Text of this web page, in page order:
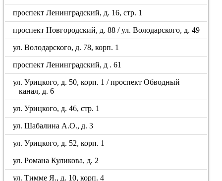
проспект Ленинградский, д. 16, стр. 1
проспект Новгородский, д. 88 / ул. Володарского, д. 49
ул. Володарского, д. 78, корп. 1
проспект Ленинградский, д . 61
ул. Урицкого, д. 50, корп. 1 / проспект Обводный
канал, д. 6
ул. Урицкого, д. 46, стр. 1
ул. Шабалина А.О., д. 3
ул. Урицкого, д. 52, корп. 1
ул. Романа Куликова, д. 2
ул. Тимме Я., д. 10, корп. 4